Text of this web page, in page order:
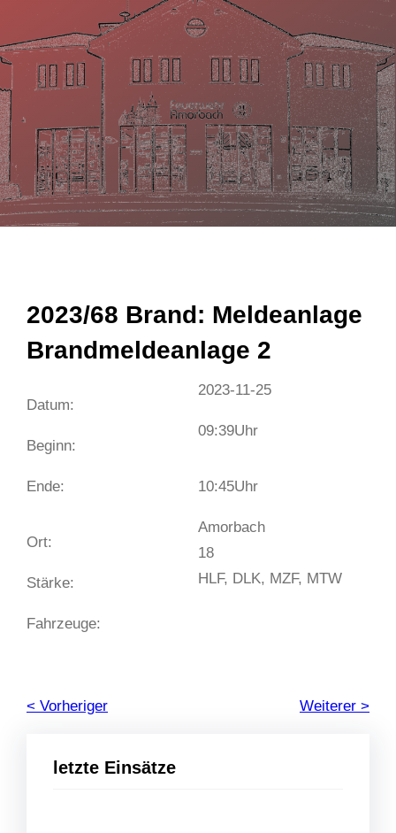
n
letzte Einsätze
2023/68 Brand: Meldeanlage
Brandmeldeanlage 2
Datum:
Beginn:
Ende:
2023-11-25
09:39Uhr
10:45Uhr
Ort:
Stärke:
Fahrzeuge:
Amorbach
18
HLF, DLK, MZF, MTW
< Vorheriger Weiterer >